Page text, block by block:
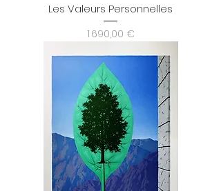
Les Valeurs Personnelles
Prix
1 690,00 €